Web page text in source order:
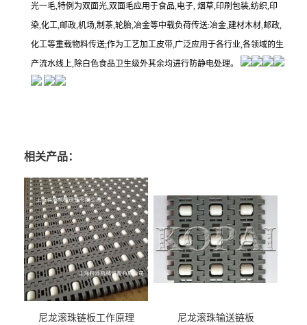
光一毛,特例为双面光,双面毛应用于食品,电子, 烟草,印刷包装,纺织,印
染,化工,邮政,机场,制茶,轮胎,冶金等中载负荷传送:冶金,建材木材,邮政,
化工等重载物料传送;作为工艺加工皮带,广泛应用于各行业,各领域的生
产流水线上,除白色食品卫生级外其余均进行防静电处理。
相关产品：
尼龙滚珠链板工作原理 尼龙滚珠输送链板